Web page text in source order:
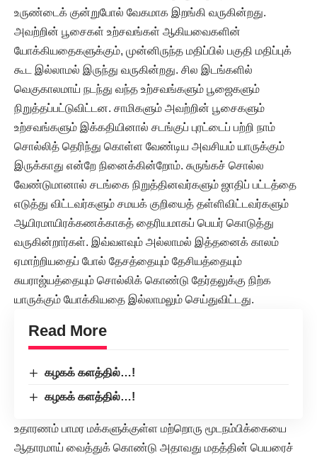
உருண்டைக் குன்றுபோல் வேகமாக இறங்கி வருகின்றது.
அவற்றின் பூசைகள் உற்சவங்கள் ஆகியவைகளின்
யோக்கியதைகளுக்கும், முன்னிருந்த மதிப்பில் பகுதி மதிப்புக்
கூட இல்லாமல் இருந்து வருகின்றது. சில இடங்களில்
வெகுகாலமாய் நடந்து வந்த உற்சவங்களும் பூஜைகளும்
நிறுத்தப்பட்டுவிட்டன. சாமிகளும் அவற்றின் பூசைகளும்
உற்சவங்களும் இக்கதியினால் சடங்குப் புரட்டைப் பற்றி நாம்
சொல்லித் தெரிந்து கொள்ள வேண்டிய அவசியம் யாருக்கும்
இருக்காது என்றே நினைக்கின்றோம். சுருங்கச் சொல்ல
வேண்டுமானால் சடங்கை நிறுத்தினவர்களும் ஜாதிப் பட்டத்தை
எடுத்து விட்டவர்களும் சமயக் குறியைத் தள்ளிவிட்டவர்களும்
ஆயிரமாயிரக்கணக்காகத் தைரியமாகப் பெயர் கொடுத்து
வருகின்றார்கள். இவ்வளவும் அல்லாமல் இத்தனைக் காலம்
ஏமாற்றியதைப் போல் தேசத்தையும் தேசியத்தையும்
சுயராஜ்யத்தையும் சொல்லிக் கொண்டு தேர்தலுக்கு நிற்க
யாருக்கும் யோக்கியதை இல்லாமலும் செய்துவிட்டது.
Read More
கழகக் களத்தில்…!
கழகக் களத்தில்…!
உதாரணம் பாமர மக்களுக்குள்ள மற்றொரு மூடநம்பிக்கையை
ஆதாரமாய் வைத்துக் கொண்டு அதாவது மதத்தின் பெயரைச்